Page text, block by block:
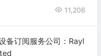
11,206
备订阅服务公司：Rayl